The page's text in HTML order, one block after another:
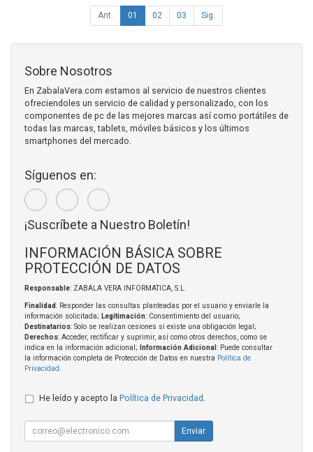
Ant. 01 02 03 Sig.
Sobre Nosotros
En ZabalaVera.com estamos al servicio de nuestros clientes
ofreciendoles un servicio de calidad y personalizado, con los
componentes de pc de las mejores marcas así como portátiles de
todas las marcas, tablets, móviles básicos y los últimos
smartphones del mercado.
Síguenos en:
¡Suscríbete a Nuestro Boletín!
INFORMACIÓN BÁSICA SOBRE
PROTECCIÓN DE DATOS
Responsable: ZABALA VERA INFORMATICA, S.L.
Finalidad: Responder las consultas planteadas por el usuario y enviarle la
información solicitada; Legitimación: Consentimiento del usuario;
Destinatarios: Solo se realizan cesiones si existe una obligación legal;
Derechos: Acceder, rectificar y suprimir, así como otros derechos, como se
indica en la información adicional;
Información Adicional : Puede consultar
la información completa de Protección de Datos en nuestra Política de
Privacidad.
He leído y acepto la Política de Privacidad .
Enviar